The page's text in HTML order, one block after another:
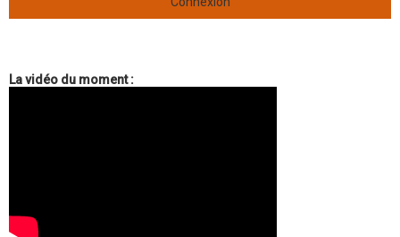
La vidéo du moment :